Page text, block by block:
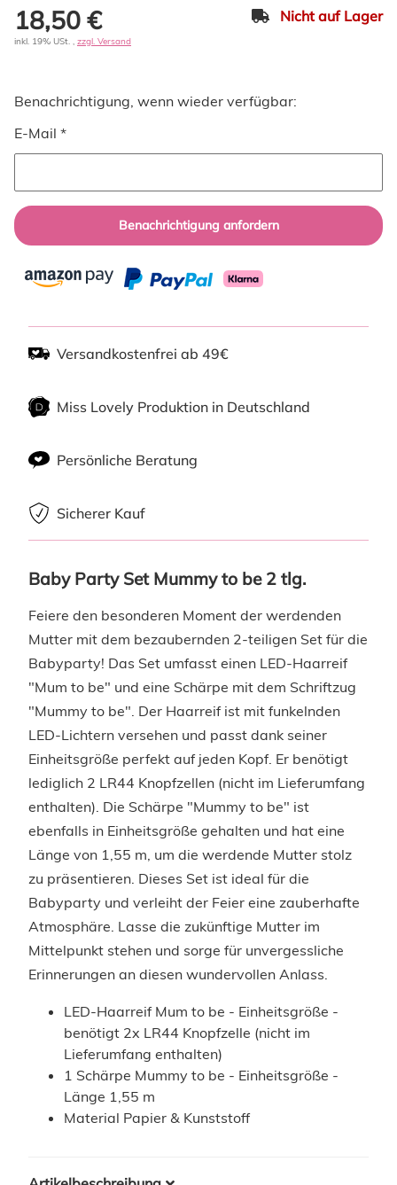
18,50 € Nicht auf Lager
inkl. 19% USt. , zzgl. Versand
Benachrichtigung, wenn wieder verfügbar:
E-Mail *
Benachrichtigung anfordern
Versandkostenfrei ab 49€
Miss Lovely Produktion in Deutschland
Persönliche Beratung
Sicherer Kauf
Baby Party Set Mummy to be 2 tlg.
Feiere den besonderen Moment der werdenden
Mutter mit dem bezaubernden 2-teiligen Set für die
Babyparty! Das Set umfasst einen LED-Haarreif
"Mum to be" und eine Schärpe mit dem Schriftzug
"Mummy to be". Der Haarreif ist mit funkelnden
LED-Lichtern versehen und passt dank seiner
Einheitsgröße perfekt auf jeden Kopf. Er benötigt
lediglich 2 LR44 Knopfzellen (nicht im Lieferumfang
enthalten). Die Schärpe "Mummy to be" ist
ebenfalls in Einheitsgröße gehalten und hat eine
Länge von 1,55 m, um die werdende Mutter stolz
zu präsentieren. Dieses Set ist ideal für die
Babyparty und verleiht der Feier eine zauberhafte
Atmosphäre. Lasse die zukünftige Mutter im
Mittelpunkt stehen und sorge für unvergessliche
Erinnerungen an diesen wundervollen Anlass.
LED-Haarreif Mum to be - Einheitsgröße -
benötigt 2x LR44 Knopfzelle (nicht im
Lieferumfang enthalten)
1 Schärpe Mummy to be - Einheitsgröße -
Länge 1,55 m
Material Papier & Kunststoff